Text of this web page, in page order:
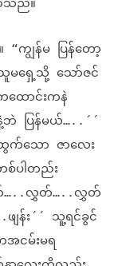
သည်။
ကျွန်မ ပြန်တော့
မရှေ့သို့ သော်ဇင်
ောင်းကနဲ
ပြန်မယ်…..´´
က်သော ဇာလေး
စ်ပါတည်း
…..လွှတ်…..လွှတ်
ျန်း´´ သူ့ရင်ခွင်
ငမ်းမရ